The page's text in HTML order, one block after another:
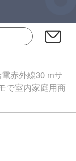
赤外線30 mサ
で室内家庭用商